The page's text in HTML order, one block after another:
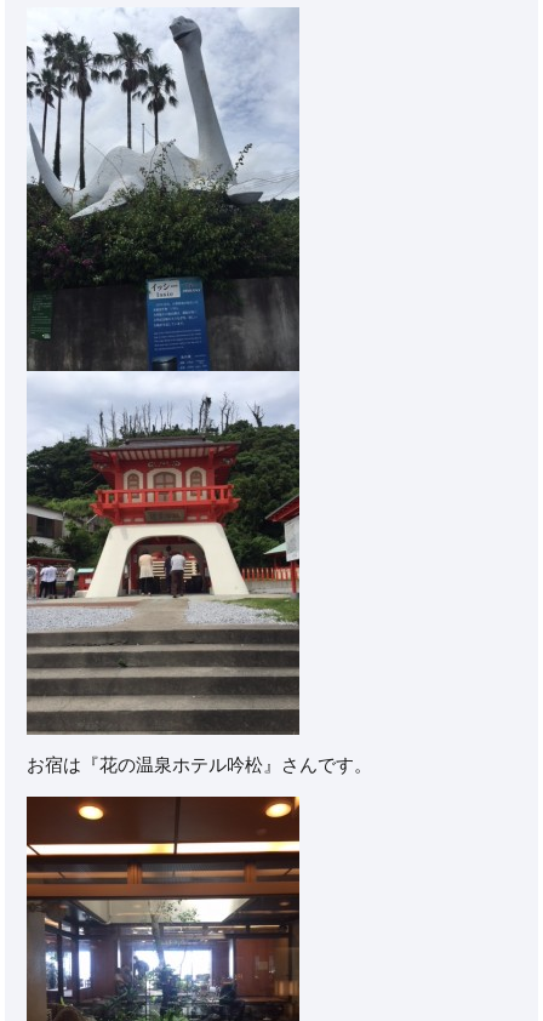
お宿は『花の温泉ホテル吟松』さんです。